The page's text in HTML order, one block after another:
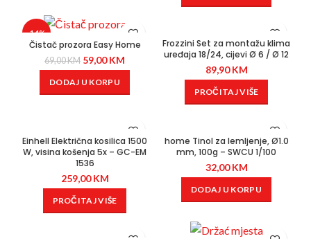
-14%
Čistač prozora Easy Home
69,00KM 59,00KM
DODAJ U KORPU
Frozzini Set za montažu klima
uređaja 18/24, cijevi Ø 6 / Ø 12
89,90KM
PROČITAJ VIŠE
Einhell Električna kosilica 1500
W, visina košenja 5x – GC-EM
1536
259,00KM
PROČITAJ VIŠE
home Tinol za lemljenje, Ø1.0
mm, 100g – SWCU 1/100
32,00KM
DODAJ U KORPU